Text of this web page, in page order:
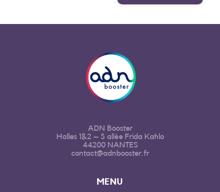
ADN Booster
Halles 1&2 – 5 allée Frida Kahlo
44200 NANTES
contact@adnbooster.fr
MENU